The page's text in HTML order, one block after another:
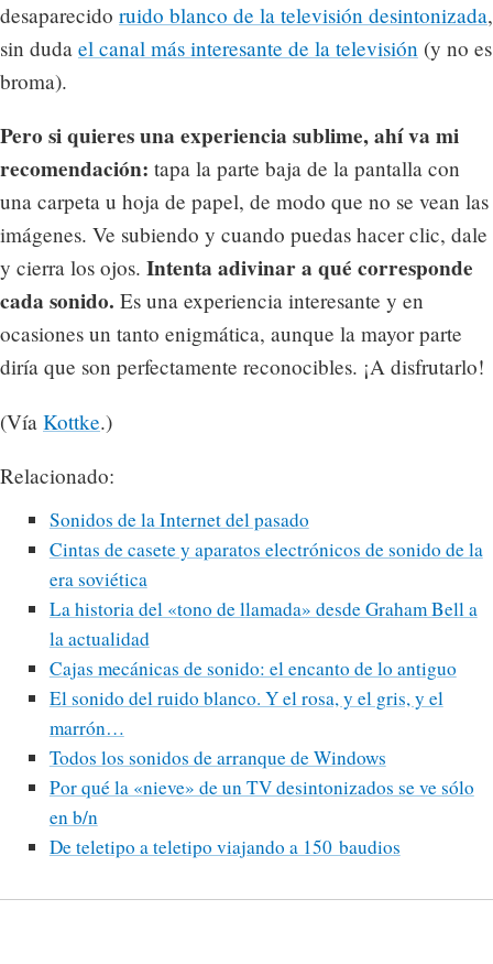
desaparecido ruido blanco de la televisión desintonizada,
sin duda el canal más interesante de la televisión (y no es
broma).
Pero si quieres una experiencia sublime, ahí va mi
recomendación: tapa la parte baja de la pantalla con
una carpeta u hoja de papel, de modo que no se vean las
imágenes. Ve subiendo y cuando puedas hacer clic, dale
y cierra los ojos. Intenta adivinar a qué corresponde
cada sonido. Es una experiencia interesante y en
ocasiones un tanto enigmática, aunque la mayor parte
diría que son perfectamente reconocibles. ¡A disfrutarlo!
(Vía Kottke.)
Relacionado:
Sonidos de la Internet del pasado
Cintas de casete y aparatos electrónicos de sonido de la
era soviética
La historia del «tono de llamada» desde Graham Bell a
la actualidad
Cajas mecánicas de sonido: el encanto de lo antiguo
El sonido del ruido blanco. Y el rosa, y el gris, y el
marrón…
Todos los sonidos de arranque de Windows
Por qué la «nieve» de un TV desintonizados se ve sólo
en b/n
De teletipo a teletipo viajando a 150 baudios